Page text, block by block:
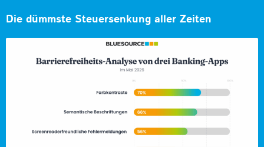
Die dümmste Steuersenkung aller Zeiten